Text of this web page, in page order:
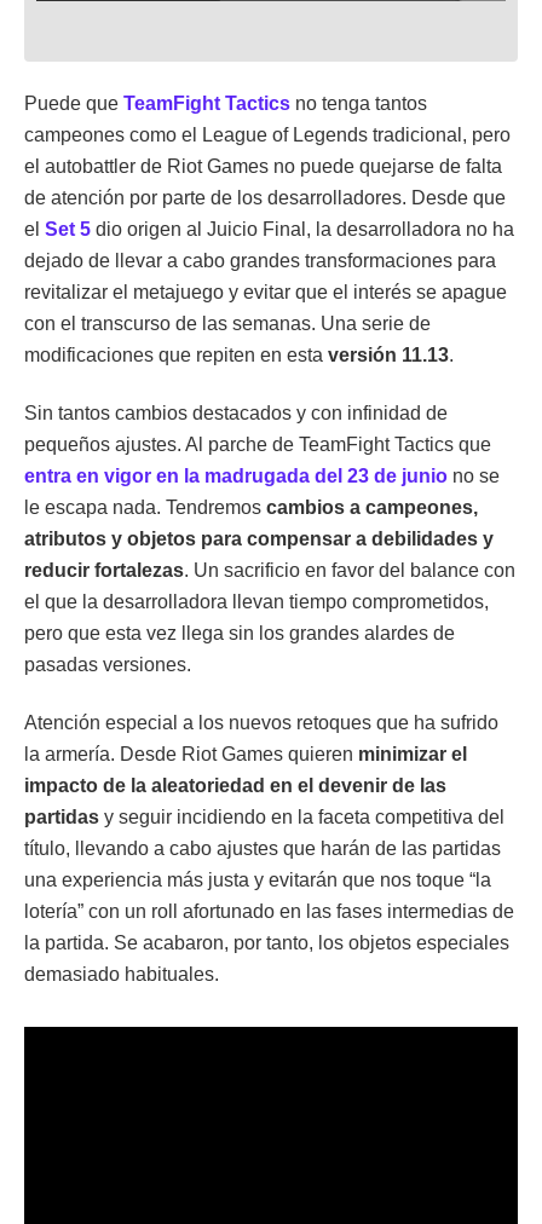
Puede que TeamFight Tactics no tenga tantos
campeones como el League of Legends tradicional, pero
el autobattler de Riot Games no puede quejarse de falta
de atención por parte de los desarrolladores. Desde que
el Set 5 dio origen al Juicio Final, la desarrolladora no ha
dejado de llevar a cabo grandes transformaciones para
revitalizar el metajuego y evitar que el interés se apague
con el transcurso de las semanas. Una serie de
modificaciones que repiten en esta versión 11.13.
Sin tantos cambios destacados y con infinidad de
pequeños ajustes. Al parche de TeamFight Tactics que
entra en vigor en la madrugada del 23 de junio no se
le escapa nada. Tendremos cambios a campeones,
atributos y objetos para compensar a debilidades y
reducir fortalezas. Un sacrificio en favor del balance con
el que la desarrolladora llevan tiempo comprometidos,
pero que esta vez llega sin los grandes alardes de
pasadas versiones.
Atención especial a los nuevos retoques que ha sufrido
la armería. Desde Riot Games quieren minimizar el
impacto de la aleatoriedad en el devenir de las
partidas y seguir incidiendo en la faceta competitiva del
título, llevando a cabo ajustes que harán de las partidas
una experiencia más justa y evitarán que nos toque “la
lotería” con un roll afortunado en las fases intermedias de
la partida. Se acabaron, por tanto, los objetos especiales
demasiado habituales.